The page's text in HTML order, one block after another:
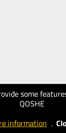
some
QOSHE
information .